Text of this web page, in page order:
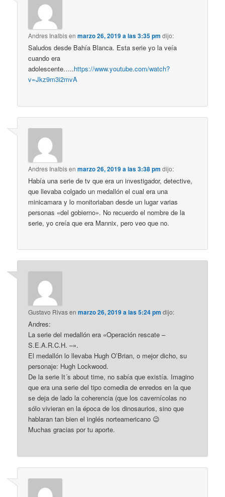
Andres Inalbisenmarzo 26, 2019 a las 3:35 pm dijo:
Saludos desde Bahía Blanca. Esta serie yo la veía
cuando era
adolescente…..https://www.youtube.com/watch?
v=Jkz9m3i2mvA
Andres Inalbisenmarzo 26, 2019 a las 3:38 pm dijo:
Había una serie de tv que era un investigador, detective,
que llevaba colgado un medallón el cual era una
minicamara y lo monitoriaban desde un lugar varias
personas «del gobierno». No recuerdo el nombre de la
serie, yo creía que era Mannix, pero veo que no.
Gustavo Rivasenmarzo 26, 2019 a las 5:24 pm dijo:
Andres:
La serie del medallón era «Operación rescate –
S.E.A.R.C.H. –».
El medallón lo llevaba Hugh O’Brian, o mejor dicho, su
personaje: Hugh Lockwood.
De la serie It´s about time, no sabía que existía. Imagino
que era una serie del tipo comedia de enredos en la que
se deja de lado la coherencia (que los cavernícolas no
sólo vivieran en la época de los dinosaurios, sino que
hablaran tan bien el inglés norteamericano 😉
Muchas gracias por tu aporte.